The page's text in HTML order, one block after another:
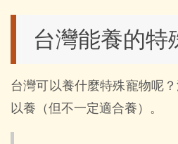
台灣能養的特
台灣可以養什麼特殊寵物呢
以養（但不一定適合養）。